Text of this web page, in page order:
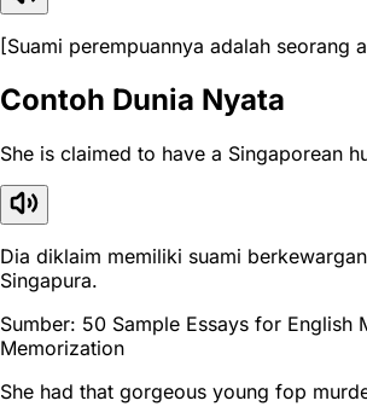
[Suami perempuannya adalah seorang
Contoh Dunia Nyata
She is claimed to have a Singaporean
Dia diklaim memiliki suami
Singapura.
Sumber: 50 Sample Essays for English
Memorization
She had that gorgeous young fop